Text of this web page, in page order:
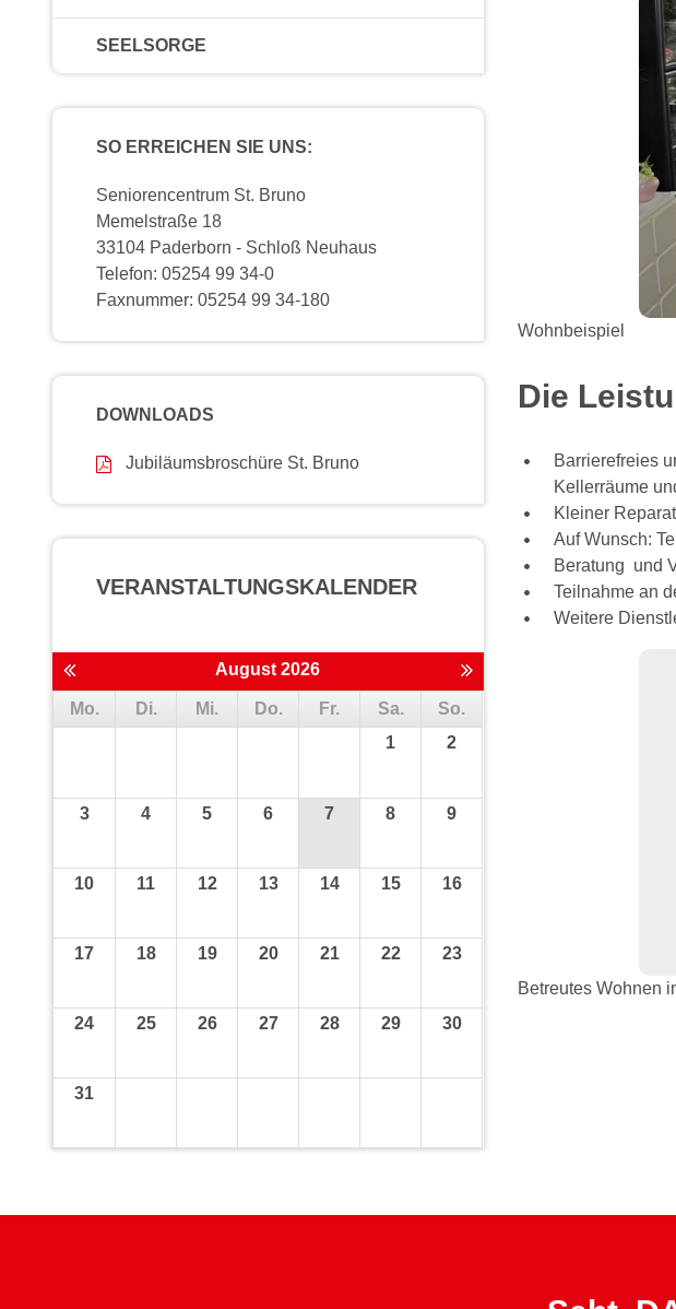
Wohnbeispiel
Die
Barrierefreies
Kellerräume
Kleiner
Auf Wunsch:
Beratung und
Teilnahme an
Weitere
Betreutes Wohnen
SEELSORGE
SO ERREICHEN SIE UNS:
Seniorencentrum St. Bruno
Memelstraße 18
33104 Paderborn - Schloß Neuhaus
Telefon: 05254 99 34-0
Faxnummer: 05254 99 34-180
DOWNLOADS
Jubiläumsbroschüre St. Bruno
VERANSTALTUNGS­KALENDER
August 2026
Mo. Di. Mi. Do. Fr. Sa.
So.
1
2
3 4 5 6 7 8 9
10 11 12 13 14 15 16
17 18 19 20 21 22 23
24 25 26 27 28 29 30
31